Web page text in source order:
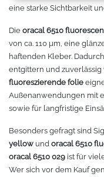
Direct-to-Film Drucker
Solventdrucker
Sublimationsdrucker
Stickmaschinen
3D-Drucker
Oracal 751
Oracal 951
Oracal 961
Oracal 970 Matt
Oracal 970RA
ANA-GRAPH
Foison
P-Cut
Mimaki
Mutoh
T-Shirts
Jacken
Caps
Taschen
Tüten
Gut loslegen mit dem
Angebote
Anmelden
eine starke Sichtbarkeit
Die oracal 6510
von ca. 110 µm, eine
haftenden Kleber.
entgittern und zuverlässig
fluoreszierende folie
Außenanwendungen mit
sowie für langfristige
Besonders gefragt sind
yellow und oracal 6510
oracal 6510 029 ist für
Wer sich vor dem Kauf